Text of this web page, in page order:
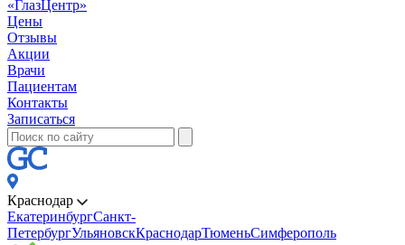
«ГлазЦентр»
Цены
Отзывы
Акции
Врачи
Пациентам
Контакты
Записаться
Краснодар
ЕкатеринбургСанкт-
ПетербургУльяновскКраснодарТюменьСимферополь